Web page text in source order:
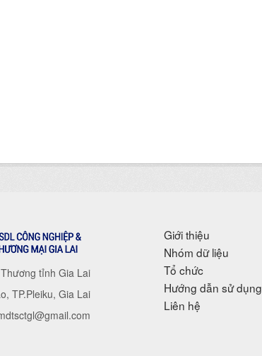
tỉnh Gia Lai
TP.Pleiku, Gia Lai
Giới thiệu
Nhóm dữ liệu
Tổ chức
Hướng dẫn sử dụng
Liên hệ